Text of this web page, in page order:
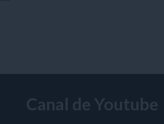
Canal de Youtube